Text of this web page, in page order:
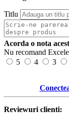
Titlu
Acorda o nota
Nu recomand
5
4 3
Reviewuri clienti: